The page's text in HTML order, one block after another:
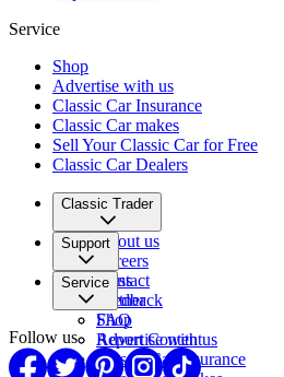
Service
Shop
Advertise with us
Classic Car Insurance
Classic Car makes
Sell Your Classic Car for Free
Classic Car Dealers
Classic Trader
About us
Careers
Press
Partner
Support
Contact
Feedback
FAQ
Report Content
Service
Shop
Advertise with us
Classic Car Insurance
Follow us